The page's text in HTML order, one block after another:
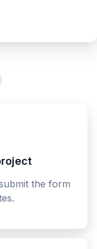
the form